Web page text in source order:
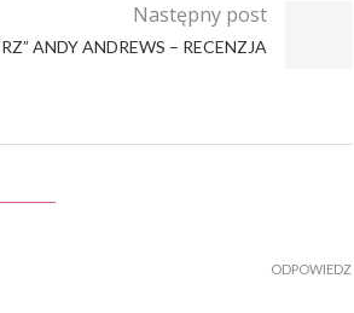
Następny post
ANDY ANDREWS – RECENZJA
ODPOWIEDZ